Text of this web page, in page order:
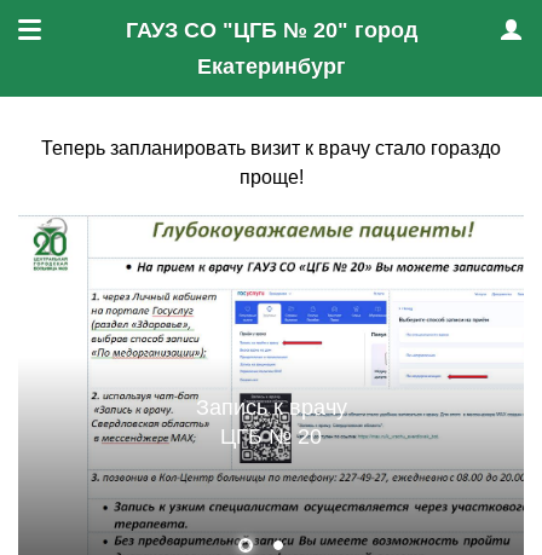
ГАУЗ СО "ЦГБ № 20" город
Екатеринбург
Теперь запланировать визит к врачу стало гораздо
проще!
Запись к врачу
ЦГБ № 20